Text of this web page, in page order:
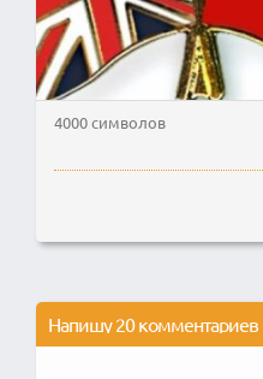
4000 символов